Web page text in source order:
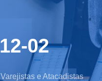
02
e Atacadistas